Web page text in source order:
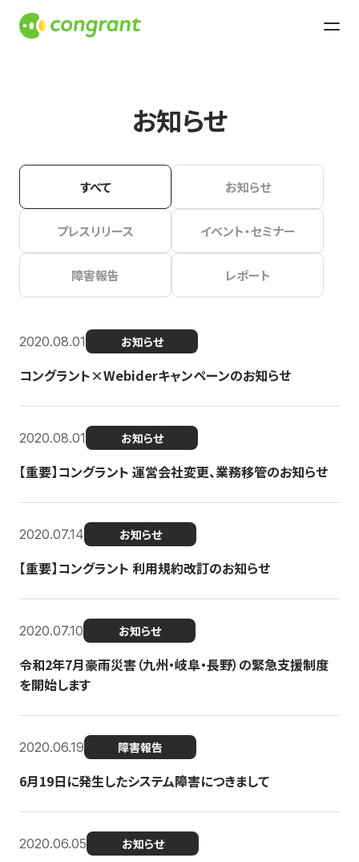
お知らせ
すべて お知らせ
プレスリリース イベント・セミナー
障害報告 レポート
2020.08.01 お知らせ
コングラント×Webiderキャンペーンのお知らせ
2020.08.01 お知らせ
【重要】コングラント 運営会社変更、業務移管のお知らせ
2020.07.14 お知らせ
【重要】コングラント 利用規約改訂のお知らせ
2020.07.10 お知らせ
令和2年7月豪雨災害（九州・岐阜・長野）の緊急支援制度
を開始します
2020.06.19 障害報告
6月19日に発生したシステム障害につきまして
2020.06.05 お知らせ